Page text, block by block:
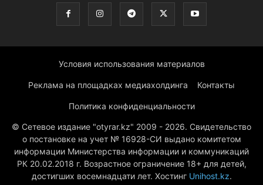
Условия использования материалов
Реклама на площадках медиахолдинга Контакты
Политика конфиденциальности
© Сетевое издание "otyrar.kz" 2009 - 2026. Свидетельство
о постановке на учет № 16928-СИ выдано комитетом
информации Министерства информации и коммуникаций
РК 20.02.2018 г. Возрастное ограничение 18+ для детей,
достигших восемнадцати лет. Хостинг Unihost.kz.